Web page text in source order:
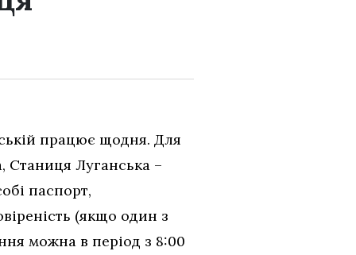
працює щодня. Для
Станиця Луганська –
паспорт,
(якщо один з
можна в період з 8:00